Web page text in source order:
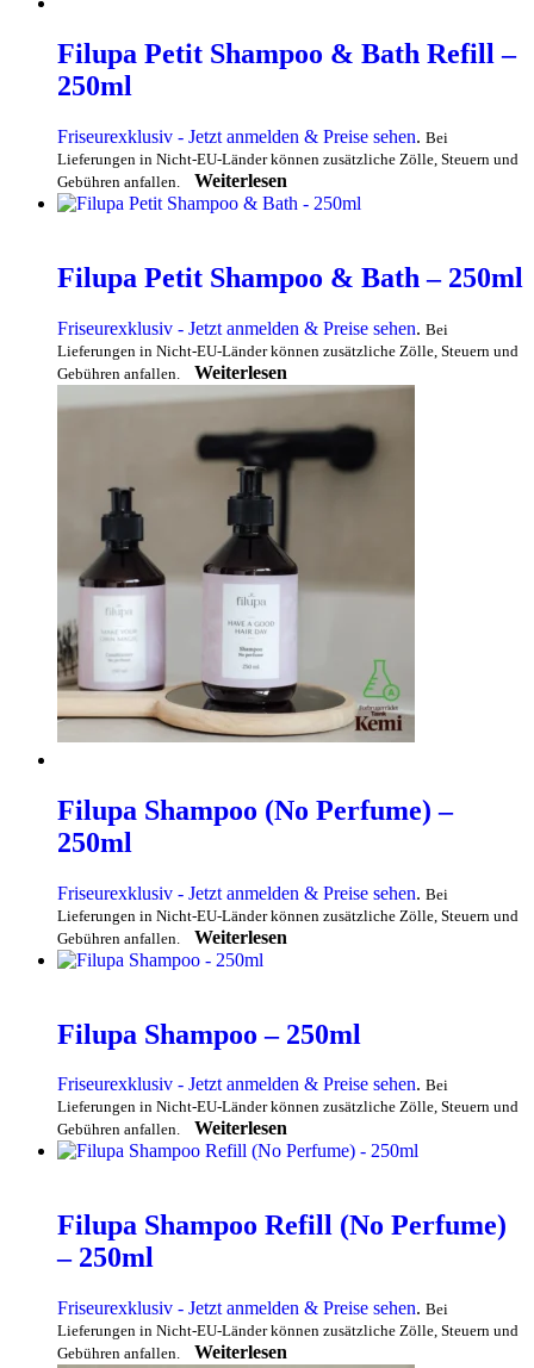
Filupa Petit Shampoo & Bath Refill –
250ml
Friseurexklusiv - Jetzt anmelden & Preise sehen. Bei
Lieferungen in Nicht-EU-Länder können zusätzliche Zölle, Steuern und
Gebühren anfallen.
Weiterlesen
Filupa Petit Shampoo & Bath – 250ml
Friseurexklusiv - Jetzt anmelden & Preise sehen. Bei
Lieferungen in Nicht-EU-Länder können zusätzliche Zölle, Steuern und
Gebühren anfallen.
Weiterlesen
Filupa Shampoo (No Perfume) –
250ml
Friseurexklusiv - Jetzt anmelden & Preise sehen. Bei
Lieferungen in Nicht-EU-Länder können zusätzliche Zölle, Steuern und
Gebühren anfallen.
Weiterlesen
Filupa Shampoo – 250ml
Friseurexklusiv - Jetzt anmelden & Preise sehen. Bei
Lieferungen in Nicht-EU-Länder können zusätzliche Zölle, Steuern und
Gebühren anfallen.
Weiterlesen
Filupa Shampoo Refill (No Perfume)
– 250ml
Friseurexklusiv - Jetzt anmelden & Preise sehen. Bei
Lieferungen in Nicht-EU-Länder können zusätzliche Zölle, Steuern und
Gebühren anfallen.
Weiterlesen